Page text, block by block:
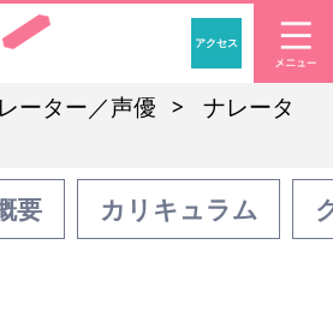
「アナウンサー・マ
アクセス
ーター／声優
ナレータ
要 カリキュラム